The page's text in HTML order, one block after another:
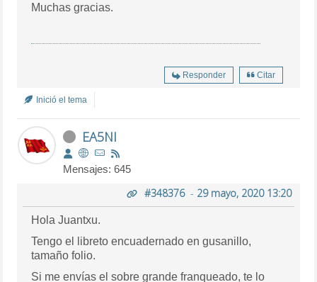
Muchas gracias.
Responder Citar
Inició el tema
EA5NI
Mensajes: 645
#348376- 29 mayo, 2020 13:20
HolaJuantxu.
Tengo el libreto encuadernado en gusanillo,
tamaño folio.
Si me envías el sobre grande franqueado, te lo